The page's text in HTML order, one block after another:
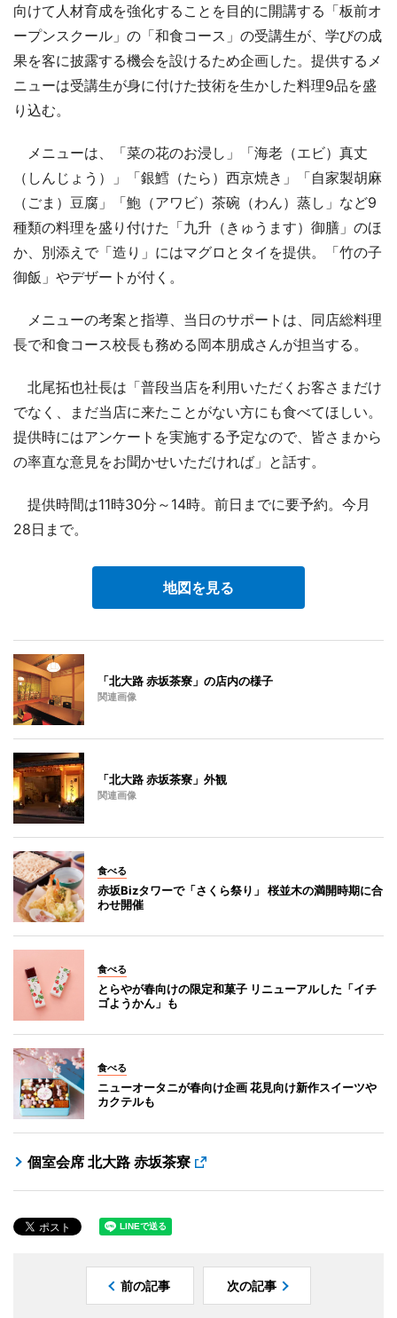
向けて人材育成を強化することを目的に開講する「板前オ
ープンスクール」の「和食コース」の受講生が、学びの成
果を客に披露する機会を設けるため企画した。提供するメ
ニューは受講生が身に付けた技術を生かした料理9品を盛
り込む。
メニューは、「菜の花のお浸し」「海老（エビ）真丈
（しんじょう）」「銀鱈（たら）西京焼き」「自家製胡麻
（ごま）豆腐」「鮑（アワビ）茶碗（わん）蒸し」など9
種類の料理を盛り付けた「九升（きゅうます）御膳」のほ
か、別添えで「造り」にはマグロとタイを提供。「竹の子
御飯」やデザートが付く。
メニューの考案と指導、当日のサポートは、同店総料理
長で和食コース校長も務める岡本朋成さんが担当する。
北尾拓也社長は「普段当店を利用いただくお客さまだけ
でなく、まだ当店に来たことがない方にも食べてほしい。
提供時にはアンケートを実施する予定なので、皆さまから
の率直な意見をお聞かせいただければ」と話す。
提供時間は11時30分～14時。前日までに要予約。今月
28日まで。
地図を見る
「北大路 赤坂茶寮」の店内の様子
関連画像
「北大路 赤坂茶寮」外観
関連画像
食べる
赤坂Bizタワーで「さくら祭り」 桜並木の満開時期に合
わせ開催
食べる
とらやが春向けの限定和菓子 リニューアルした「イチ
ゴようかん」も
食べる
ニューオータニが春向け企画 花見向け新作スイーツや
カクテルも
個室会席 北大路 赤坂茶寮
前の記事 次の記事